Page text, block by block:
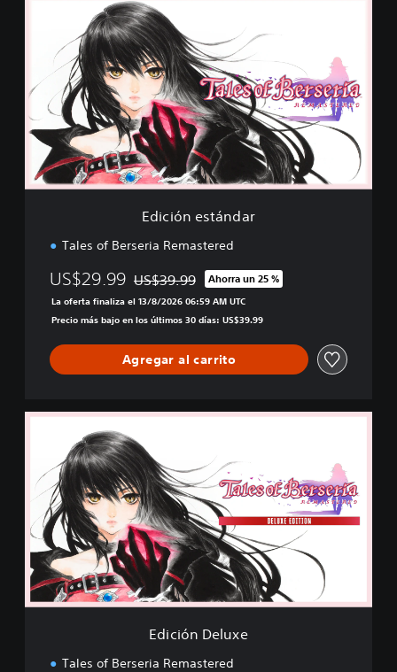
ó
e
s
n
Edición estándar
Tales of Berseria Remastered
US$29.99 Rebajado del precio original de US$39.99
US$39.99 Ahorra un 25 %
La oferta finaliza el 13/8/2026 06:59 AM UTC
Precio más bajo en los últimos 30 días: US$39.99
Agregar al carrito
E
D
e
u
x
Edición Deluxe
Tales of Berseria Remastered